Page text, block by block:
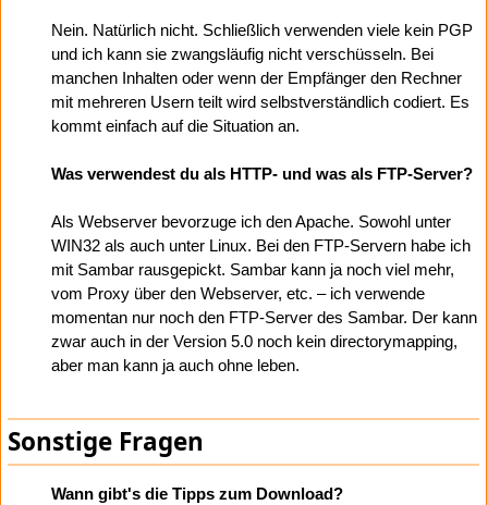
Nein. Natürlich nicht. Schließlich verwenden viele kein PGP
und ich kann sie zwangsläufig nicht verschüsseln. Bei
manchen Inhalten oder wenn der Empfänger den Rechner
mit mehreren Usern teilt wird selbstverständlich codiert. Es
kommt einfach auf die Situation an.
Was verwendest du als HTTP- und was als FTP-Server?
Als Webserver bevorzuge ich den Apache. Sowohl unter
WIN32 als auch unter Linux. Bei den FTP-Servern habe ich
mit Sambar rausgepickt. Sambar kann ja noch viel mehr,
vom Proxy über den Webserver, etc. – ich verwende
momentan nur noch den FTP-Server des Sambar. Der kann
zwar auch in der Version 5.0 noch kein directorymapping,
aber man kann ja auch ohne leben.
Sonstige Fragen
Wann gibt's die Tipps zum Download?